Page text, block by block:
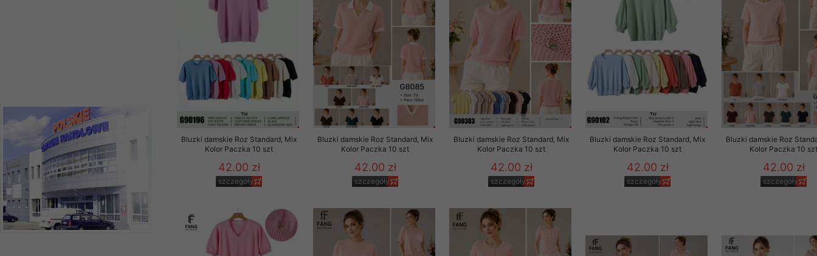
Bluzki damskie Roz Standard, Mix
Kolor Paczka 10 szt
42.00 zł
szczegóły
Bluzki damskie Roz Standard, Mix
Kolor Paczka 10 szt
42.00 zł
szczegóły
Bluzki damskie Roz Standard, Mix
Kolor Paczka 10 szt
42.00 zł
szczegóły
Bluzki damskie Roz Standard, Mix
Kolor Paczka 10 szt
42.00 zł
szczegóły
Bluzki damskie Roz
Kolor Paczka 10
42.00 zł
szczegóły